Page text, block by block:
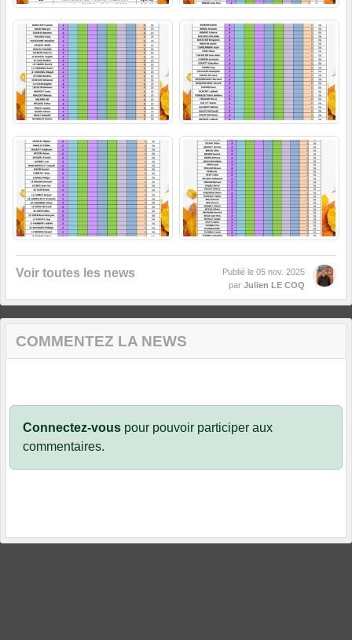
Voir toutes les news Publié le 05 nov. 2025
par Julien LE COQ
COMMENTEZ LA NEWS
Connectez-vous pour pouvoir participer aux
commentaires.